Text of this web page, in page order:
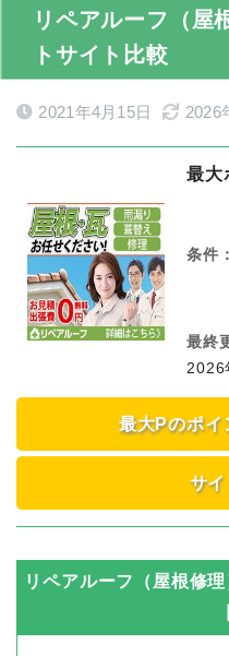
リペアルーフ（屋
トサイト比較
2021年4月15日 2026
最大
条件：
最終
2026
最大Pのポイ
サイ
リペアルーフ（屋根修